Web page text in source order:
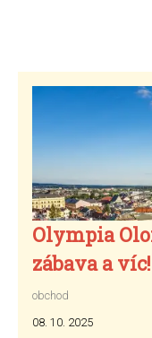
Olympia
zábava a víc!
obchod
08. 10. 2025